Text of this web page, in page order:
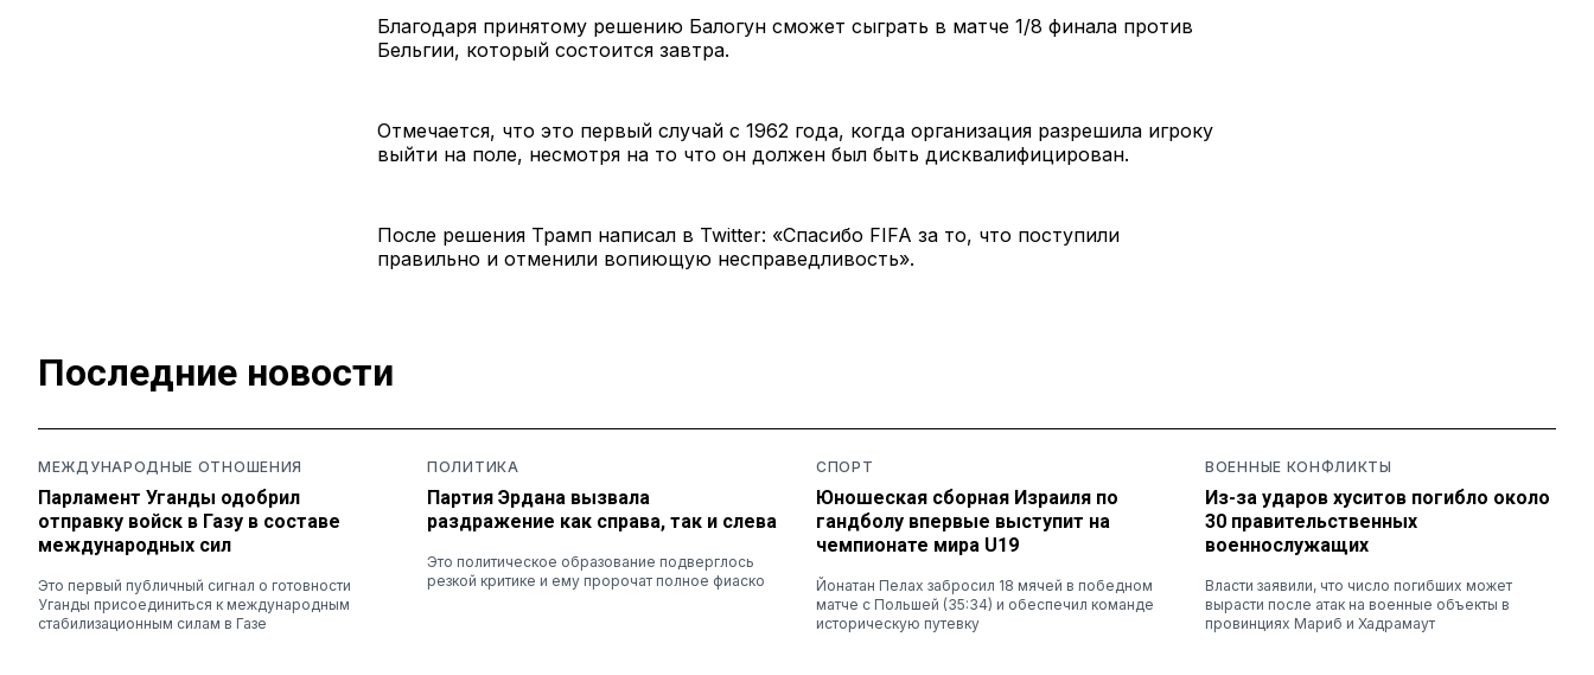
Благодаря принятому решению Балогун сможет сыграть в матче 1/8 финала против
Бельгии, который состоится завтра.
Отмечается, что это первый случай с 1962 года, когда организация разрешила игроку
выйти на поле, несмотря на то что он должен был быть дисквалифицирован.
После решения Трамп написал в Twitter: «Спасибо FIFA за то, что поступили
правильно и отменили вопиющую несправедливость».
Последние новости
МЕЖДУНАРОДНЫЕ ОТНОШЕНИЯ
Парламент Уганды одобрил
отправку войск в Газу в составе
международных сил
Это первый публичный сигнал о готовности
Уганды присоединиться к международным
стабилизационным силам в Газе
ПОЛИТИКА
Партия Эрдана вызвала
раздражение как справа, так и слева
Это политическое образование подверглось
резкой критике и ему пророчат полное фиаско
СПОРТ
Юношеская сборная Израиля по
гандболу впервые выступит на
чемпионате мира U19
Йонатан Пелах забросил 18 мячей в победном
матче с Польшей (35:34) и обеспечил команде
историческую путевку
ВОЕННЫЕ КОНФЛИКТЫ
Из-за ударов хуситов погибло около
30 правительственных
военнослужащих
Власти заявили, что число погибших может
вырасти после атак на военные объекты в
провинциях Мариб и Хадрамаут